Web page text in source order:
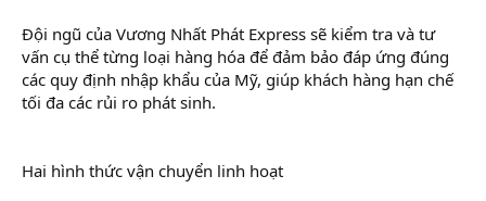
Đội ngũ của Vương Nhất Phát Express sẽ kiểm tra và tư
vấn cụ thể từng loại hàng hóa để đảm bảo đáp ứng đúng
các quy định nhập khẩu của Mỹ, giúp khách hàng hạn chế
tối đa các rủi ro phát sinh.
Hai hình thức vận chuyển linh hoạt